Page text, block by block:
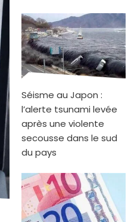
Séisme au Japon :
l’alerte tsunami levée
après une violente
secousse dans le sud
du pays